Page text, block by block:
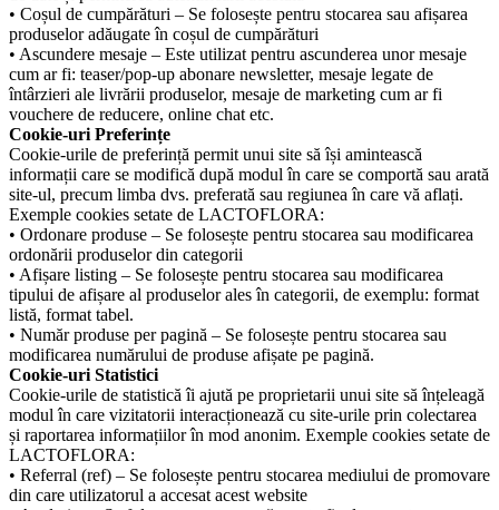
• Coșul de cumpărături – Se folosește pentru stocarea sau afișarea
produselor adăugate în coșul de cumpărături
• Ascundere mesaje – Este utilizat pentru ascunderea unor mesaje
cum ar fi: teaser/pop-up abonare newsletter, mesaje legate de
întârzieri ale livrării produselor, mesaje de marketing cum ar fi
vouchere de reducere, online chat etc.
Cookie-uri Preferințe
Cookie-urile de preferință permit unui site să își amintească
informații care se modifică după modul în care se comportă sau arată
site-ul, precum limba dvs. preferată sau regiunea în care vă aflați.
Exemple cookies setate de LACTOFLORA:
• Ordonare produse – Se folosește pentru stocarea sau modificarea
ordonării produselor din categorii
• Afișare listing – Se folosește pentru stocarea sau modificarea
tipului de afișare al produselor ales în categorii, de exemplu: format
listă, format tabel.
• Număr produse per pagină – Se folosește pentru stocarea sau
modificarea numărului de produse afișate pe pagină.
Cookie-uri Statistici
Cookie-urile de statistică îi ajută pe proprietarii unui site să înțeleagă
modul în care vizitatorii interacționează cu site-urile prin colectarea
și raportarea informațiilor în mod anonim. Exemple cookies setate de
LACTOFLORA:
• Referral (ref) – Se folosește pentru stocarea mediului de promovare
din care utilizatorul a accesat acest website